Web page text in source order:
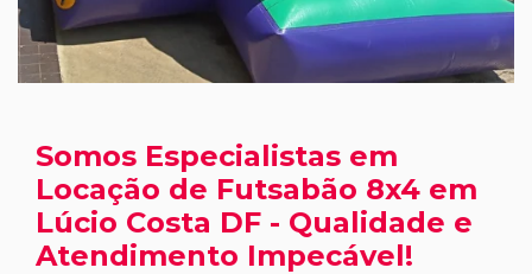
Somos Especialistas em
Locação de Futsabão 8x4 em
Lúcio Costa DF - Qualidade e
Atendimento Impecável!